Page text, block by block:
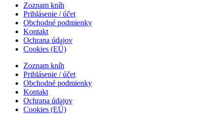
Zoznam kníh
Prihlásenie / účet
Obchodné podmienky
Kontakt
Ochrana údajov
Cookies (EÚ)
Zoznam kníh
Prihlásenie / účet
Obchodné podmienky
Kontakt
Ochrana údajov
Cookies (EÚ)